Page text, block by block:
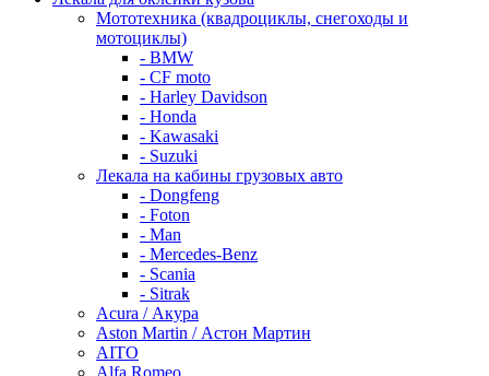
Мототехника (квадроциклы, снегоходы и
мотоциклы)
- BMW
- CF moto
- Harley Davidson
- Honda
- Kawasaki
- Suzuki
Лекала на кабины грузовых авто
- Dongfeng
- Foton
- Man
- Mercedes-Benz
- Scania
- Sitrak
Acura / Акура
Aston Martin / Астон Мартин
AITO
Alfa Romeo